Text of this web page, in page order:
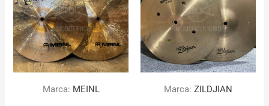
Marca: MEINL Marca: ZILDJIAN